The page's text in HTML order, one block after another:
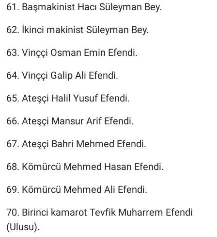
61. Başmakinist Hacı Süleyman Bey.
62. İkinci makinist Süleyman Bey.
63. Vinççi Osman Emin Efendi.
64. Vinççi Galip Ali Efendi.
65. Ateşçi Halil Yusuf Efendi.
66. Ateşçi Mansur Arif Efendi.
67. Ateşçi Bahri Mehmed Efendi.
68. Kömürcü Mehmed Hasan Efendi.
69. Kömürcü Mehmed Ali Efendi.
70. Birinci kamarot Tevfik Muharrem Efendi
(Ulusu).